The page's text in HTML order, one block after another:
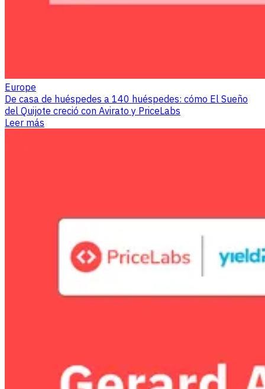
Europe
De casa de huéspedes a 140 huéspedes: cómo El Sueño
del Quijote creció con Avirato y PriceLabs
Leer más